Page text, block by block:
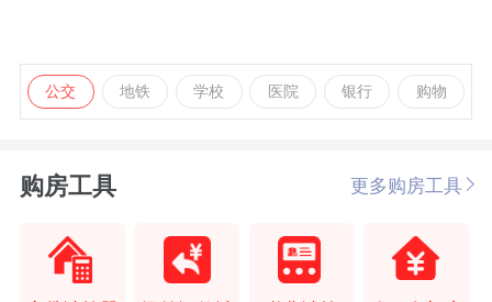
公交 地铁 学校 医院 银行 购物
购房工具 更多购房工具